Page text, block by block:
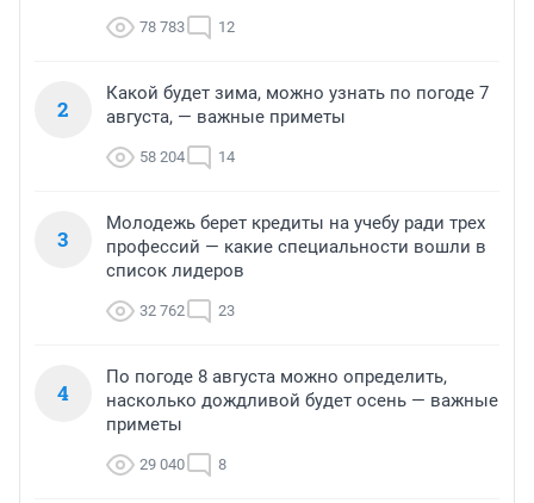
78 783 12
2
Какой будет зима, можно узнать по погоде 7
августа, — важные приметы
58 204 14
3
Молодежь берет кредиты на учебу ради трех
профессий — какие специальности вошли в
список лидеров
32 762 23
4
По погоде 8 августа можно определить,
насколько дождливой будет осень — важные
приметы
29 040 8